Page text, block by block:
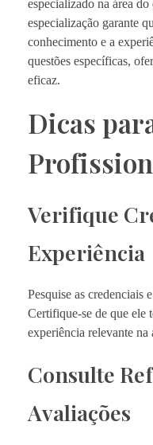
especializado na área
especialização garante
conhecimento e a
questões específicas,
eficaz.
Dicas
Verifique
Experiência
Pesquise as credenciais
Certifique-se de que ele
experiência relevante
Consulte
Avaliações